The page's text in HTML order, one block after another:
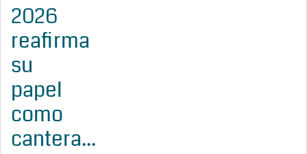
2026
reafirma
su
papel
como
cantera...